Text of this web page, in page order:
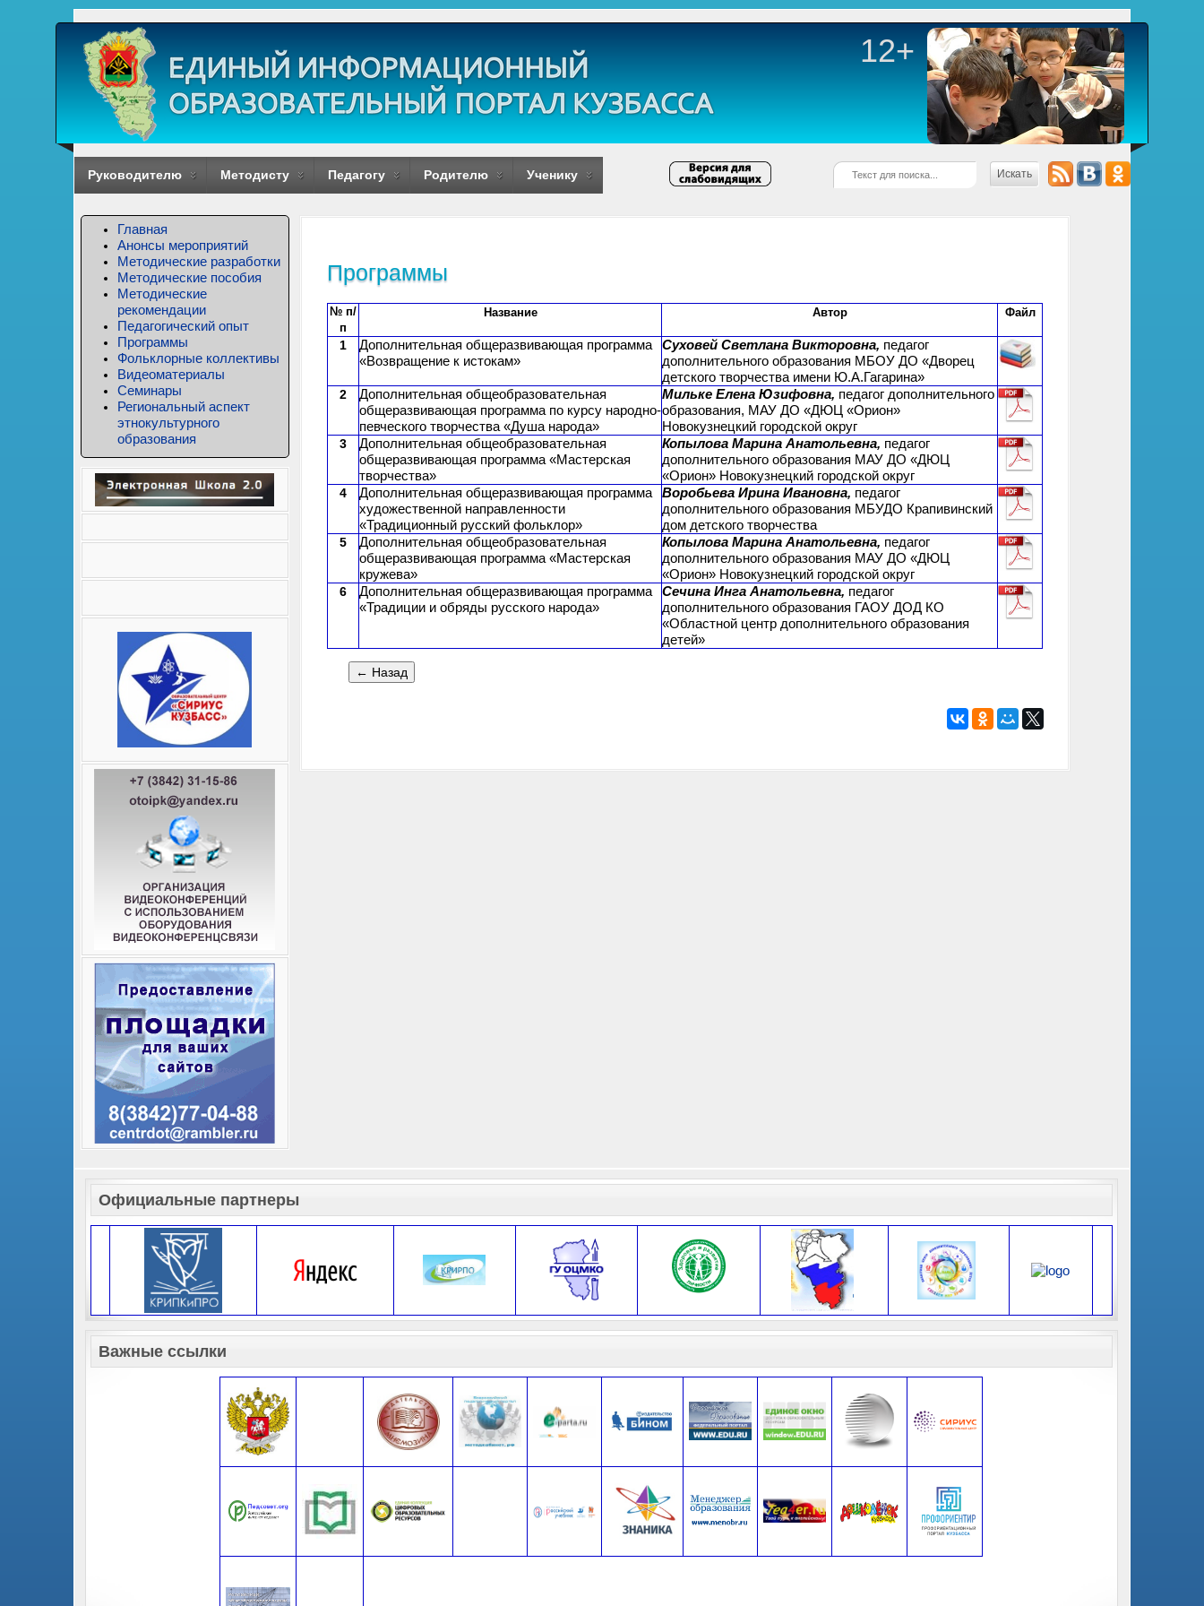
12+
Руководителю Методисту Педагогу Родителю Ученику Искать
Главная
Анонсы мероприятий
Методические разработки
Методические пособия
Методические
рекомендации
Педагогический опыт
Программы
Фольклорные коллективы
Видеоматериалы
Семинары
Региональный аспект
этнокультурного
образования
Программы
Название Автор Файл
Дополнительная общеразвивающая программа
«Возвращение к истокам»
Суховей Светлана Викторовна, педагог
дополнительного образования МБОУ ДО «Дворец
детского творчества имени Ю.А.Гагарина»
Дополнительная общеобразовательная
общеразвивающая программа по курсу народно-
певческого творчества «Душа народа»
Мильке Елена Юзифовна, педагог дополнительного
образования, МАУ ДО «ДЮЦ «Орион»
Новокузнецкий городской округ
Дополнительная общеобразовательная
общеразвивающая программа «Мастерская
творчества»
Копылова Марина Анатольевна, педагог
дополнительного образования МАУ ДО «ДЮЦ
«Орион» Новокузнецкий городской округ
Дополнительная общеразвивающая программа
художественной направленности
«Традиционный русский фольклор»
Воробьева Ирина Ивановна, педагог
дополнительного образования МБУДО Крапивинский
дом детского творчества
Дополнительная общеобразовательная
общеразвивающая программа «Мастерская
кружева»
Копылова Марина Анатольевна, педагог
дополнительного образования МАУ ДО «ДЮЦ
«Орион» Новокузнецкий городской округ
Дополнительная общеразвивающая программа
«Традиции и обряды русского народа»
Сечина Инга Анатольевна, педагог
дополнительного образования ГАОУ ДОД КО
«Областной центр дополнительного образования
детей»
← Назад
Официальные партнеры
Важные ссылки